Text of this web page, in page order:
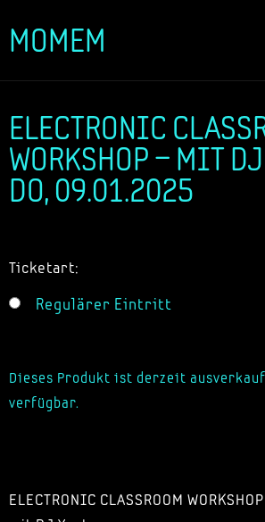
Zum
MOMEM
ELECTRONIC
WORKSHOP – MIT
DO, 09.01.2025
Ticketart:
Regulärer Eintritt
Dieses Produkt ist derzeit
verfügbar.
ELECTRONIC CLASSROOM WORKSHOP